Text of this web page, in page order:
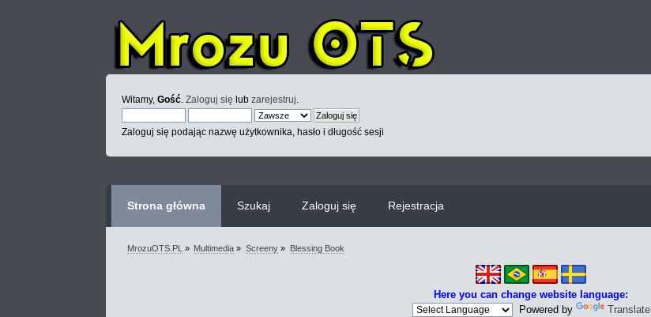
Witamy,Gość .Zaloguj się lubzarejestruj
Zaloguj się podając nazwę użytkownika, hasło i długość sesji
Strona główna Szukaj Zaloguj się Rejestracja
MrozuOTS.PL » Multimedia » Screeny » Blessing Book
Here you can change website language:
Powered by
Translate